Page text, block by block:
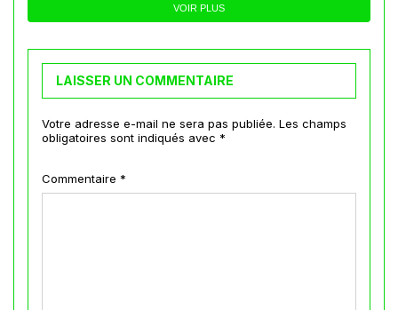
VOIR PLUS
LAISSER UN COMMENTAIRE
Votre adresse e-mail ne sera pas publiée. Les champs
obligatoires sont indiqués avec *
Commentaire *